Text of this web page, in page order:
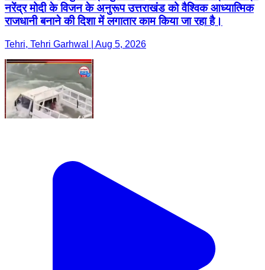
नरेंद्र मोदी के विजन के अनुरूप उत्तराखंड को वैश्विक आध्यात्मिक
राजधानी बनाने की दिशा में लगातार काम किया जा रहा है।
Tehri, Tehri Garhwal | Aug 5, 2026